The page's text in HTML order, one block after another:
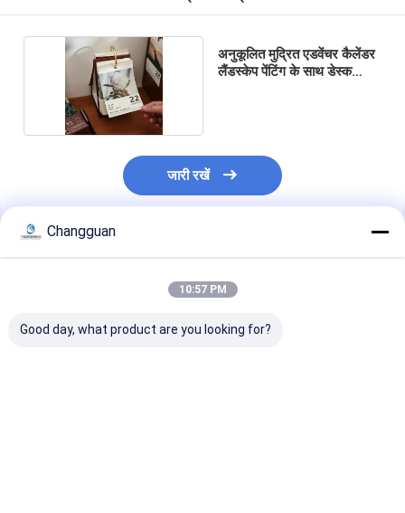
अनुकूलित मुद्रित एडवेंचर कैलेंडर
लैंडस्केप पेंटिंग के साथ डेस्क
जारी रखें
अनुशंसित उत्पाद
Changguan
10:57 PM
Good day, what product are you looking for?